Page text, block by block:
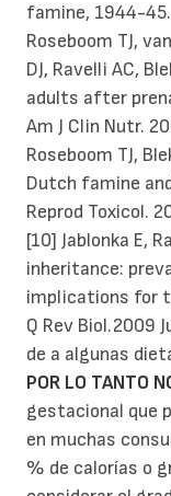
famine, 1944-
Roseboom TJ,
DJ, Ravelli AC,
adults after
Am J Clin Nutr.
Roseboom TJ,
Dutch famine
Reprod Toxicol.
[10] Jablonka E,
inheritance:
implications for
Q Rev Biol.2009
de a algunas
POR LO TANTO
gestacional que
en muchas
% de calorías o